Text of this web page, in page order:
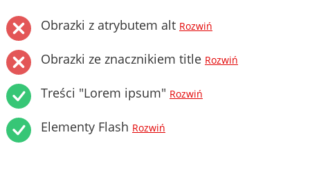
Obrazki z atrybutem alt Rozwiń
Obrazki ze znacznikiem title Rozwiń
Treści "Lorem ipsum" Rozwiń
Elementy Flash Rozwiń